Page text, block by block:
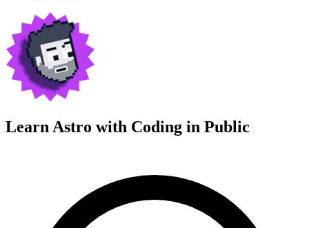
Learn Astro with Coding in Public